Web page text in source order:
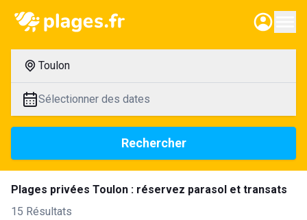
Toulon
Sélectionner des dates
Rechercher
Plages privées Toulon : réservez parasol et transats
15 Résultats